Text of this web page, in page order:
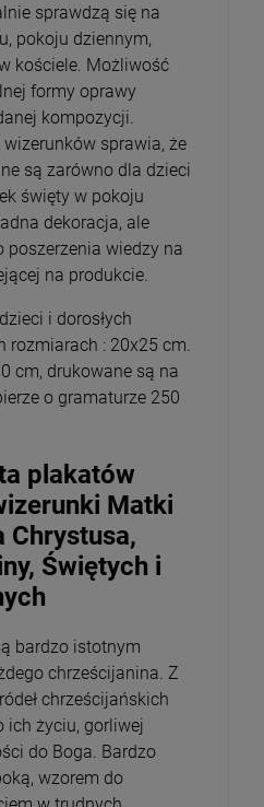
sprawdzą się na
pokoju dziennym,
kościele. Możliwość
formy oprawy
kompozycji.
sprawia, że
są zarówno dla dzieci
święty w pokoju
dekoracja, ale
poszerzenia wiedzy na
na produkcie.
i dorosłych
rozmiarach : 20x25 cm.
cm, drukowane są na
o gramaturze 250
plakatów
Matki
Chrystusa,
Świętych i
bardzo istotnym
chrześcijanina. Z
chrześcijańskich
ich życiu, gorliwej
do Boga. Bardzo
wzorem do